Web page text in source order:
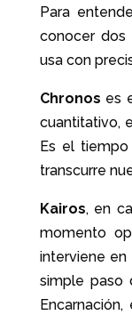
Para
conocer dos
usa con
Chronos es
cuantitativo,
Es el
transcurre
Kairos, en
momento
interviene en
simple paso